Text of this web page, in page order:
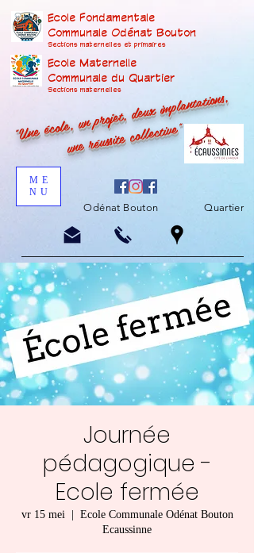
Ecole Fondamentale
Communale Odénat Bouton
Sections maternelles et primaires
Ecole Maternelle
Communale du Quartier
Sections maternelles
"Une école, un projet, deux implantations,
une réussite collective"
ME
NU
Odénat Bouton Quartier
Journée
pédagogique -
Ecole fermée
vr 15 mei
  |
Ecole Communale Odénat Bouton
Ecaussinne